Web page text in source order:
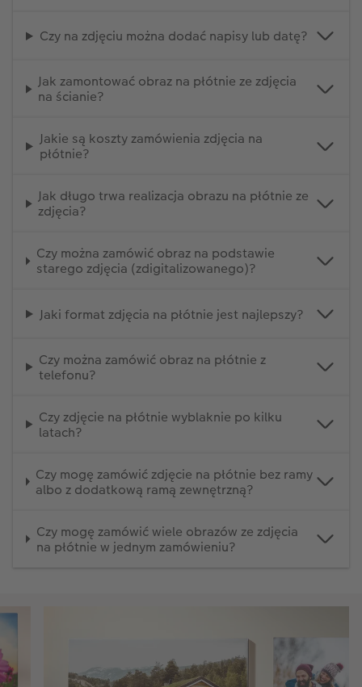
Czy na zdjęciu można dodać napisy lub datę?
Jak zamontować obraz na płótnie ze zdjęcia
na ścianie?
Jakie są koszty zamówienia zdjęcia na
płótnie?
Jak długo trwa realizacja obrazu na płótnie ze
zdjęcia?
Czy można zamówić obraz na podstawie
starego zdjęcia (zdigitalizowanego)?
Jaki format zdjęcia na płótnie jest najlepszy?
Czy można zamówić obraz na płótnie z
telefonu?
Czy zdjęcie na płótnie wyblaknie po kilku
latach?
Czy mogę zamówić zdjęcie na płótnie bez ramy
albo z dodatkową ramą zewnętrzną?
Czy mogę zamówić wiele obrazów ze zdjęcia
na płótnie w jednym zamówieniu?